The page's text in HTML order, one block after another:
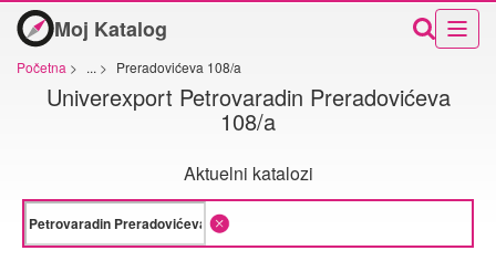
Moj Katalog
Početna > ... > Preradovićeva 108/a
Univerexport Petrovaradin Preradovićeva
108/a
Aktuelni katalozi